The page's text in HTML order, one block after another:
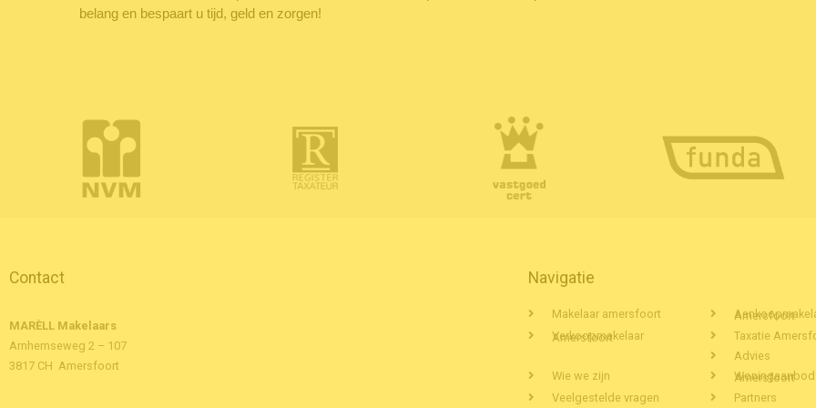
belang en bespaart u tijd, geld en zorgen!
Contact
MARÈLL Makelaars
Arnhemseweg 2 – 107
3817 CH Amersfoort
Navigatie
Makelaar amersfoort
Aankoopmakelaar Amersfoort
Verkoopmakelaar Amersfoort
Taxatie
Advies
Wie we zijn
Woningaanbod Amersfoort
Veelgestelde vragen
Partners